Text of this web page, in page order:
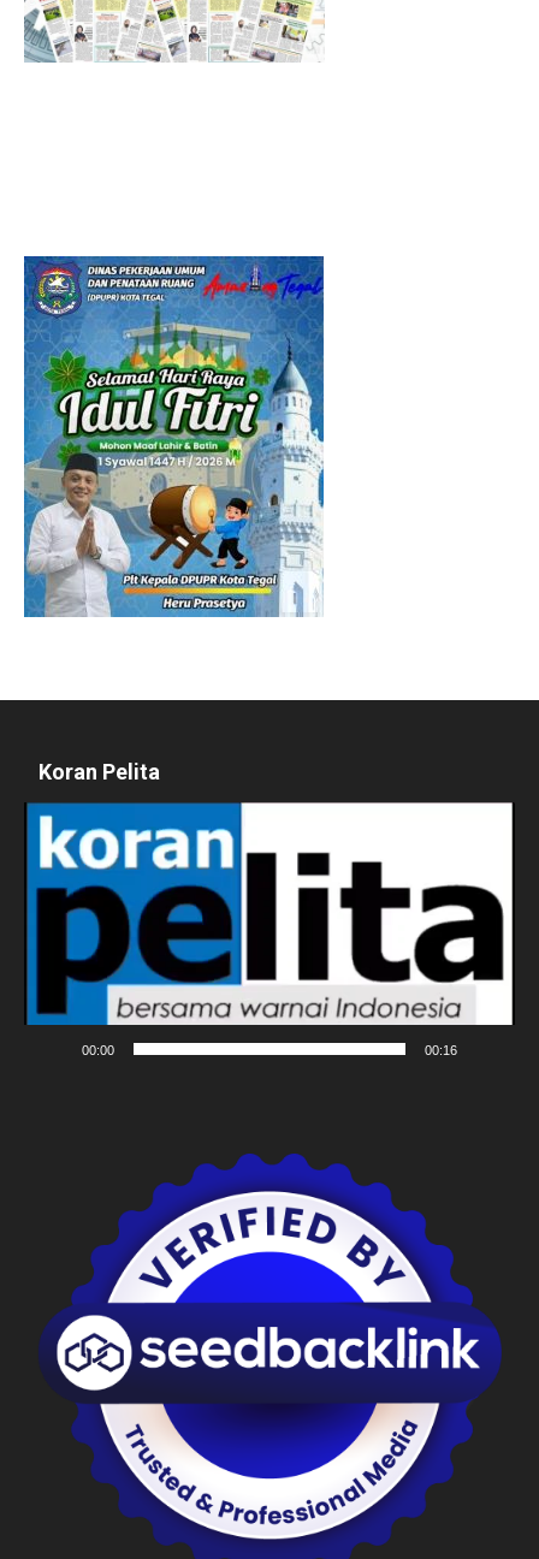
Koran Pelita
Pemutar
Video
00:00 00:16